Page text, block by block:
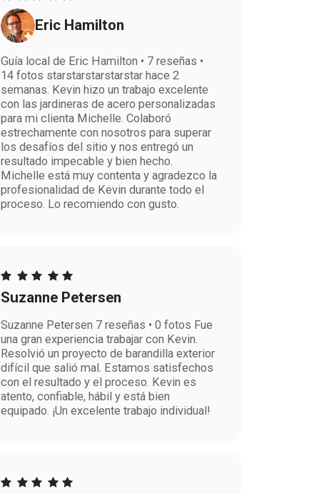
Eric Hamilton
Guía local de Eric Hamilton • 7 reseñas •
14 fotos starstarstarstarstar hace 2
semanas. Kevin hizo un trabajo excelente
con las jardineras de acero personalizadas
para mi clienta Michelle. Colaboró
estrechamente con nosotros para superar
los desafíos del sitio y nos entregó un
resultado impecable y bien hecho.
Michelle está muy contenta y agradezco la
profesionalidad de Kevin durante todo el
proceso. Lo recomiendo con gusto.
Suzanne Petersen
Suzanne Petersen 7 reseñas • 0 fotos Fue
una gran experiencia trabajar con Kevin.
Resolvió un proyecto de barandilla exterior
difícil que salió mal. Estamos satisfechos
con el resultado y el proceso. Kevin es
atento, confiable, hábil y está bien
equipado. ¡Un excelente trabajo individual!